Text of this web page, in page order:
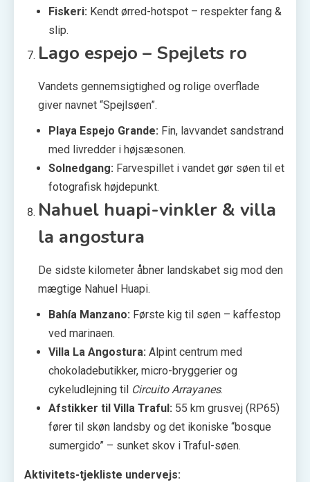
Fiskeri: Kendt ørred-hotspot – respekter fang &
slip.
Lago espejo – Spejlets ro
Vandets gennemsigtighed og rolige overflade
giver navnet “Spejlsøen”.
Playa Espejo Grande: Fin, lavvandet sandstrand
med livredder i højsæsonen.
Solnedgang: Farvespillet i vandet gør søen til et
fotografisk højdepunkt.
Nahuel huapi-vinkler & villa
la angostura
De sidste kilometer åbner landskabet sig mod den
mægtige Nahuel Huapi.
Bahía Manzano: Første kig til søen – kaffestop
ved marinaen.
Villa La Angostura: Alpint centrum med
chokoladebutikker, micro-bryggerier og
cykeludlejning til Circuito Arrayanes.
Afstikker til Villa Traful: 55 km grusvej (RP65)
fører til skøn landsby og det ikoniske “bosque
sumergido” – sunket skov i Traful-søen.
Aktivitets-tjekliste undervejs: